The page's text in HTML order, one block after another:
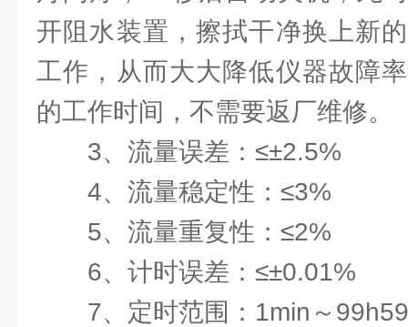
开阻水装置，擦拭干净换上新
工作，从而大大降低仪器故障
的工作时间，不需要返厂维修。
3、流量误差：≤±2.5%
4、流量稳定性：≤3%
5、流量重复性：≤2%
6、计时误差：≤±0.01%
7、定时范围：1min～